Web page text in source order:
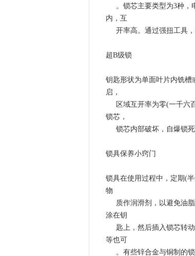
。锁芯主要类型为3种，
内，互
开率高。通过强扭工具
超B级锁
钥匙形状为单面叶片内铣槽
启，
区域互开率为零(一千六
锁芯，
锁芯内部破坏，自爆锁
锁具保养小窍门
锁具在使用过程中，定期(
物
质作润滑剂，以避免油
涂在钥
匙上，然后插入锁芯转
等也可
。有些锌合金与铜制的